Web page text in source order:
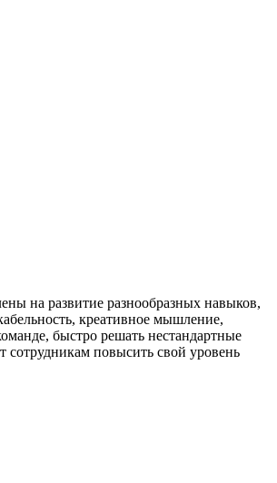
на развитие разнообразных навыков,
креативное мышление,
быстро решать нестандартные
сотрудникам повысить свой уровень